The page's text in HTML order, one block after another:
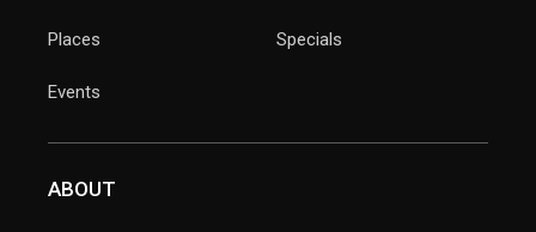
Places
Events
Specials
ABOUT